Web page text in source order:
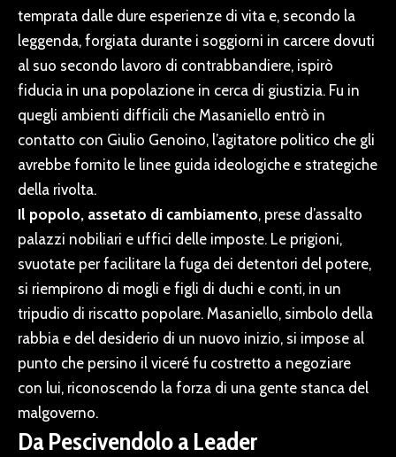
temprata dalle dure esperienze di vita e, secondo la
leggenda, forgiata durante i soggiorni in carcere dovuti
al suo secondo lavoro di contrabbandiere, ispirò
fiducia in una popolazione in cerca di giustizia. Fu in
quegli ambienti difficili che Masaniello entrò in
contatto con Giulio Genoino, l’agitatore politico che gli
avrebbe fornito le linee guida ideologiche e strategiche
della rivolta.
Il popolo, assetato di cambiamento, prese d’assalto
palazzi nobiliari e uffici delle imposte. Le prigioni,
svuotate per facilitare la fuga dei detentori del potere,
si riempirono di mogli e figli di duchi e conti, in un
tripudio di riscatto popolare. Masaniello, simbolo della
rabbia e del desiderio di un nuovo inizio, si impose al
punto che persino il viceré fu costretto a negoziare
con lui, riconoscendo la forza di una gente stanca del
malgoverno.
Da Pescivendolo a Leader